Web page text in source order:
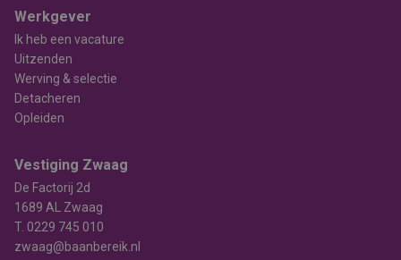
Werkgever
Ik heb een vacature
Uitzenden
Werving & selectie
Detacheren
Opleiden
Vestiging Zwaag
De Factorij 2d
1689 AL Zwaag
T. 0229 745 010
zwaag@baanbereik.nl